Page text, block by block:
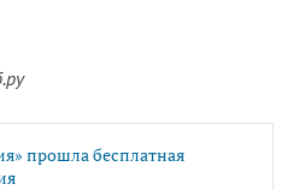
прошла бесплатная